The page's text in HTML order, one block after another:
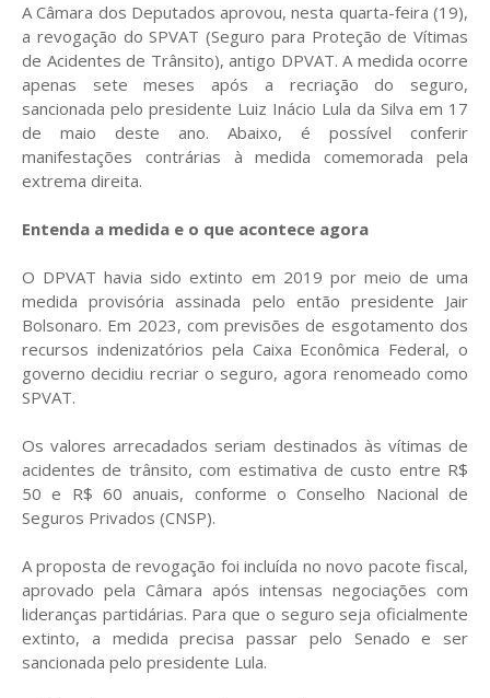
A Câmara dos Deputados aprovou, nesta quarta-feira (19),
a revogação do SPVAT (Seguro para Proteção de Vítimas
de Acidentes de Trânsito), antigo DPVAT. A medida ocorre
apenas sete meses após a recriação do seguro,
sancionada pelo presidente Luiz Inácio Lula da Silva em 17
de maio deste ano. Abaixo, é possível conferir
manifestações contrárias à medida comemorada pela
extrema direita.
Entenda a medida e o que acontece agora
O DPVAT havia sido extinto em 2019 por meio de uma
medida provisória assinada pelo então presidente Jair
Bolsonaro. Em 2023, com previsões de esgotamento dos
recursos indenizatórios pela Caixa Econômica Federal, o
governo decidiu recriar o seguro, agora renomeado como
SPVAT.
Os valores arrecadados seriam destinados às vítimas de
acidentes de trânsito, com estimativa de custo entre R$
50 e R$ 60 anuais, conforme o Conselho Nacional de
Seguros Privados (CNSP).
A proposta de revogação foi incluída no novo pacote fiscal,
aprovado pela Câmara após intensas negociações com
lideranças partidárias. Para que o seguro seja oficialmente
extinto, a medida precisa passar pelo Senado e ser
sancionada pelo presidente Lula.